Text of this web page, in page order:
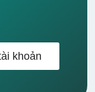
khoản